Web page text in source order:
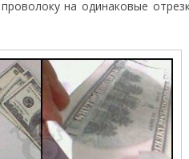
на одинаковые